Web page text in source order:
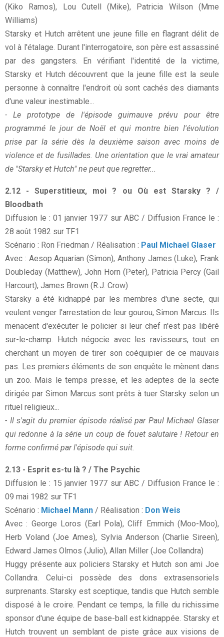
(Kiko Ramos), Lou Cutell (Mike), Patricia Wilson (Mme
Williams)
Starsky et Hutch arrêtent une jeune fille en flagrant délit de
vol à l'étalage. Durant l'interrogatoire, son père est assassiné
par des gangsters. En vérifiant l'identité de la victime,
Starsky et Hutch découvrent que la jeune fille est la seule
personne à connaître l'endroit où sont cachés des diamants
d'une valeur inestimable...
- Le prototype de l'épisode guimauve prévu pour être
programmé le jour de Noël et qui montre bien l'évolution
prise par la série dès la deuxième saison avec moins de
violence et de fusillades. Une orientation que le vrai amateur
de "Starsky et Hutch" ne peut que regretter...
2.12 - Superstitieux, moi ? ou Où est Starsky ? /
Bloodbath
Diffusion le : 01 janvier 1977 sur ABC / Diffusion France le :
28 août 1982 sur TF1
Scénario : Ron Friedman / Réalisation : Paul Michael Glaser
Avec : Aesop Aquarian (Simon), Anthony James (Luke), Frank
Doubleday (Matthew), John Horn (Peter), Patricia Percy (Gail
Harcourt), James Brown (R.J. Crow)
Starsky a été kidnappé par les membres d'une secte, qui
veulent venger l'arrestation de leur gourou, Simon Marcus. Ils
menacent d'exécuter le policier si leur chef n'est pas libéré
sur-le-champ. Hutch négocie avec les ravisseurs, tout en
cherchant un moyen de tirer son coéquipier de ce mauvais
pas. Les premiers éléments de son enquête le mènent dans
un zoo. Mais le temps presse, et les adeptes de la secte
dirigée par Simon Marcus sont prêts à tuer Starsky selon un
rituel religieux...
- Il s'agit du premier épisode réalisé par Paul Michael Glaser
qui redonne à la série un coup de fouet salutaire ! Retour en
forme confirmé par l'épisode qui suit.
2.13 - Esprit es-tu là ? / The Psychic
Diffusion le : 15 janvier 1977 sur ABC / Diffusion France le :
09 mai 1982 sur TF1
Scénario : Michael Mann / Réalisation : Don Weis
Avec : George Loros (Earl Pola), Cliff Emmich (Moo-Moo),
Herb Voland (Joe Ames), Sylvia Anderson (Charlie Sireen),
Edward James Olmos (Julio), Allan Miller (Joe Collandra)
Huggy présente aux policiers Starsky et Hutch son ami Joe
Collandra. Celui-ci possède des dons extrasensoriels
surprenants. Starsky est sceptique, tandis que Hutch semble
disposé à le croire. Pendant ce temps, la fille du richissime
sponsor d'une équipe de base-ball est kidnappée. Starsky et
Hutch trouvent un semblant de piste grâce aux visions de